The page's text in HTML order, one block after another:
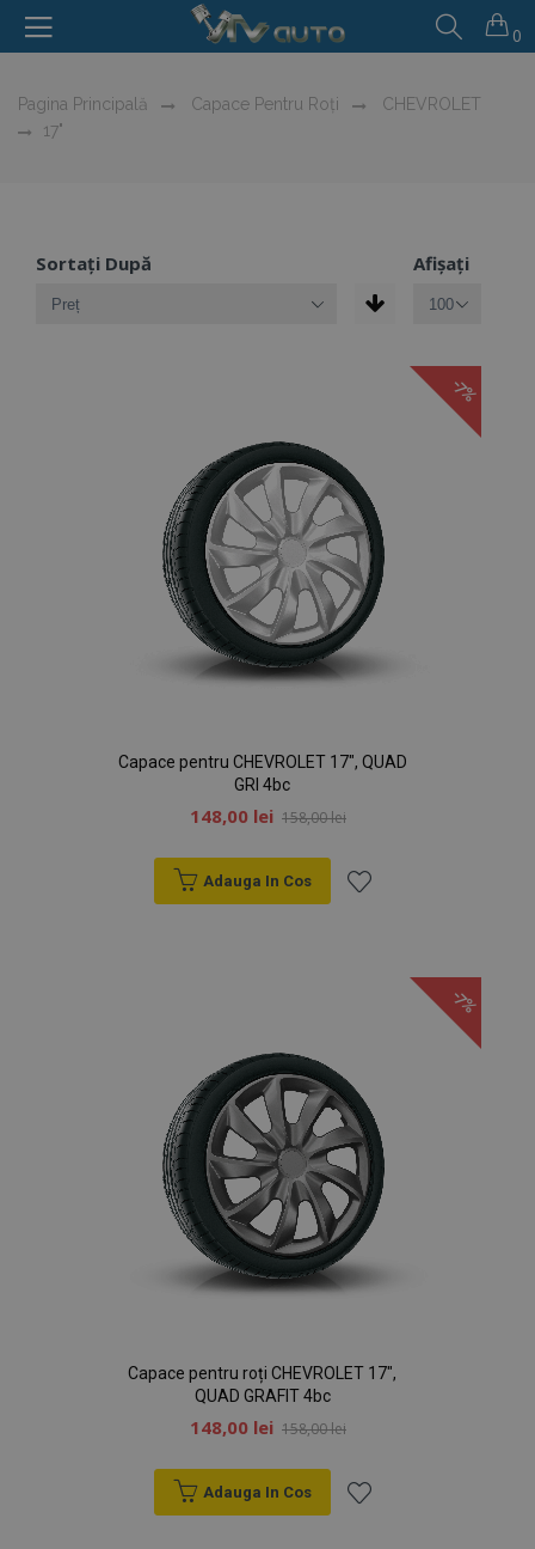
0
Pagina Principală Capace Pentru Roți
CHEVROLET
17"
Sortați După Afișați
-7%
Capace pentru CHEVROLET 17", QUAD
GRI 4bc
148,00 lei 158,00 lei
Adauga In Cos
-7%
Capace pentru roți CHEVROLET 17",
QUAD GRAFIT 4bc
148,00 lei 158,00 lei
Adauga In Cos